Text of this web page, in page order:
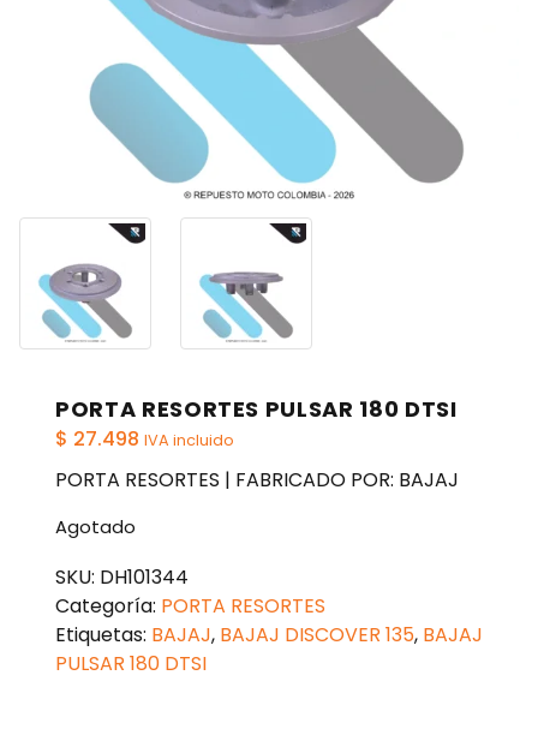
PORTA RESORTES PULSAR 180 DTSI
$ 27.498 IVA incluido
PORTA RESORTES | FABRICADO POR: BAJAJ
Agotado
SKU: DH101344
Categoría: PORTA RESORTES
Etiquetas: BAJAJ, BAJAJ DISCOVER 135, BAJAJ
PULSAR 180 DTSI